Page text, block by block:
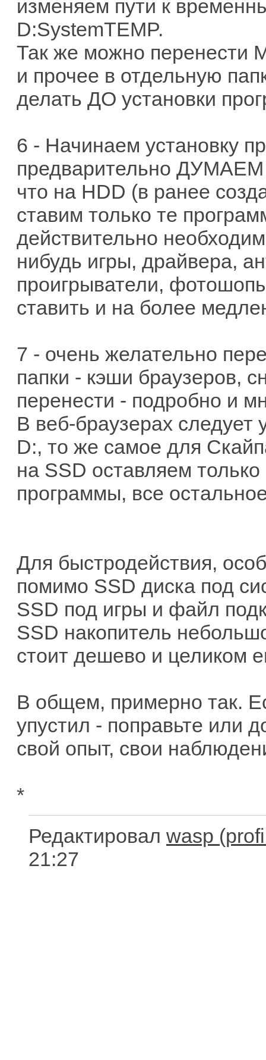
изменяем пути к
D:SystemTEMP.
Так же можно перенести
и прочее в отдельную
делать ДО установки
6 - Начинаем установку
предварительно ДУМАЕМ
что на HDD (в ранее
ставим только те
действительно
нибудь игры, драйвера,
проигрыватели,
ставить и на более
7 - очень желательно
папки - кэши браузеров,
перенести - подробно и
В веб-браузерах следует
D:, то же самое для
на SSD оставляем
программы, все
Для быстродействия,
помимо SSD диска под
SSD под игры и файл
SSD накопитель
стоит дешево и целиком
В общем, примерно так.
упустил - поправьте или
свой опыт, свои
*
Редактировал wasp
21:27